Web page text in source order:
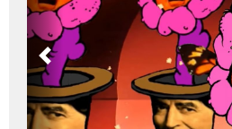
Previous